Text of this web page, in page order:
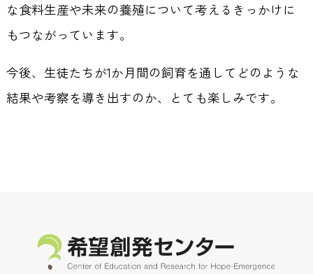
な食料生産や未来の養殖について考えるきっかけに
もつながっています。
今後、生徒たちが1か月間の飼育を通してどのような
結果や考察を導き出すのか、とても楽しみです。